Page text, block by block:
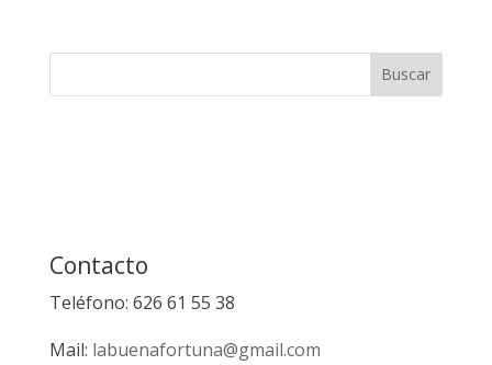
Contacto
Teléfono: 626 61 55 38
Mail: labuenafortuna@gmail.com